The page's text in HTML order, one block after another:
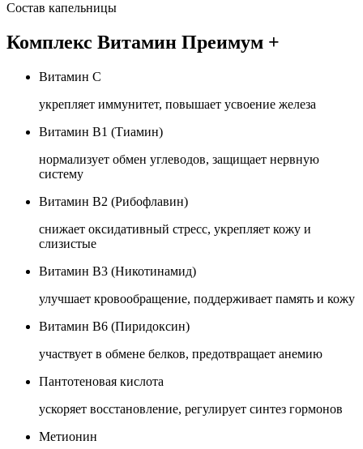
Состав капельницы
Комплекс Витамин Преимум +
Витамин C
укрепляет иммунитет, повышает усвоение железа
Витамин B1 (Тиамин)
нормализует обмен углеводов, защищает нервную
систему
Витамин B2 (Рибофлавин)
снижает оксидативный стресс, укрепляет кожу и
слизистые
Витамин B3 (Никотинамид)
улучшает кровообращение, поддерживает память и кожу
Витамин B6 (Пиридоксин)
участвует в обмене белков, предотвращает анемию
Пантотеновая кислота
ускоряет восстановление, регулирует синтез гормонов
Метионин